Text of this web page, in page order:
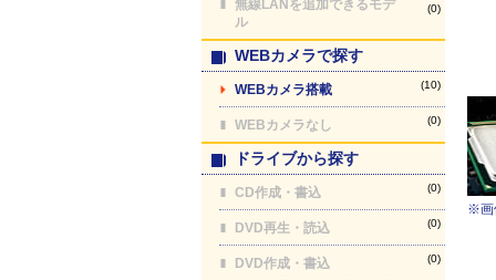
無線LANを追加できるモデ
ル
(0)
WEBカメラで探す
WEBカメラ搭載 (10)
WEBカメラなし (0)
ドライブから探す
CD作成・書込 (0)
DVD再生・読込 (0)
DVD作成・書込 (0)
※画